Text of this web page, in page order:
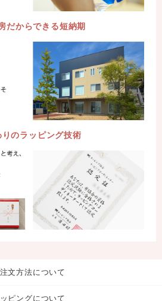
だからできる短納期
りのラッピング技術
文方法について
ピングについて